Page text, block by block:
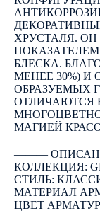
ХРУСТАЛЯ.
БЛЕСКА.
МЕНЕЕ 30%)
ОБРАЗУЕМЫХ
ОТЛИЧАЮТСЯ
МАГИЕЙ
―――
КОЛЛЕКЦИЯ:
СТИЛЬ:
МАТЕРИАЛ
ЦВЕТ